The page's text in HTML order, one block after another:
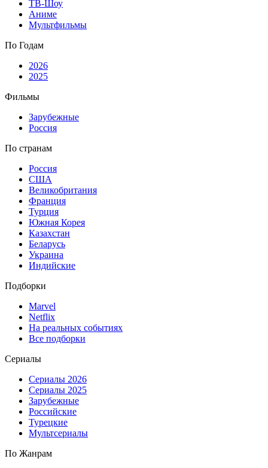
ТВ-Шоу
Аниме
Мультфильмы
По Годам
2026
2025
Фильмы
Зарубежные
Россия
По странам
Россия
США
Великобритания
Франция
Турция
Южная Корея
Казахстан
Беларусь
Украина
Индийские
Подборки
Marvel
Netflix
На реальных событиях
Все подборки
Сериалы
Сериалы 2026
Сериалы 2025
Зарубежные
Российские
Турецкие
Мультсериалы
По Жанрам